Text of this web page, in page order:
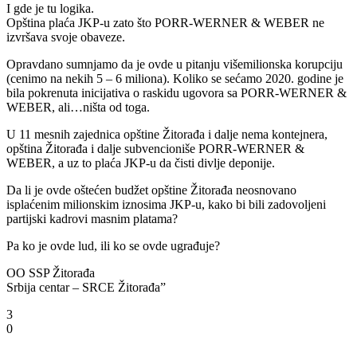
I gde je tu logika.
Opština plaća JKP-u zato što PORR-WERNER & WEBER ne
izvršava svoje obaveze.
Opravdano sumnjamo da je ovde u pitanju višemilionska korupciju
(cenimo na nekih 5 – 6 miliona). Koliko se sećamo 2020. godine je
bila pokrenuta inicijativa o raskidu ugovora sa PORR-WERNER &
WEBER, ali…ništa od toga.
U 11 mesnih zajednica opštine Žitorađa i dalje nema kontejnera,
opština Žitorađa i dalje subvencioniše PORR-WERNER &
WEBER, a uz to plaća JKP-u da čisti divlje deponije.
Da li je ovde oštećen budžet opštine Žitorađa neosnovano
isplaćenim milionskim iznosima JKP-u, kako bi bili zadovoljeni
partijski kadrovi masnim platama?
Pa ko je ovde lud, ili ko se ovde ugrađuje?
OO SSP Žitorađa
Srbija centar – SRCE Žitorađa”
3
0